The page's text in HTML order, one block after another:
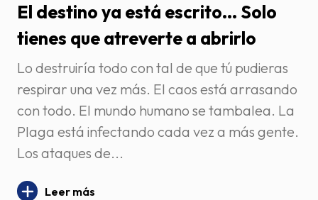
El destino ya está escrito... Solo
tienes que atreverte a abrirlo
Lo destruiría todo con tal de que tú pudieras
respirar una vez más. El caos está arrasando
con todo. El mundo humano se tambalea. La
Plaga está infectando cada vez a más gente.
Los ataques de...
Leer más